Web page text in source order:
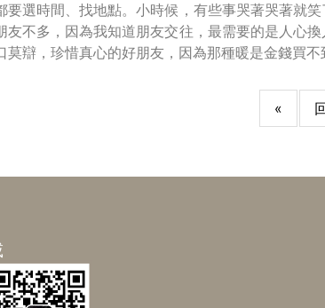
要選時間、找地點。小時候，有些事哭著哭著就
友不多，因為我知道朋友交往，最需要的是人心
莫辯，珍惜真心的好朋友，因為那種暖是金錢買不
«